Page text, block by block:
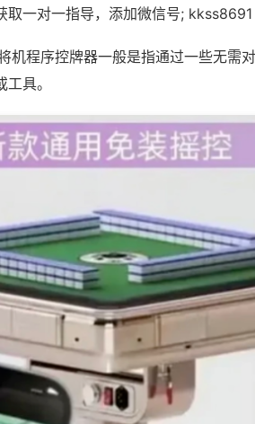
一对一指导，添加微信号; kkss8691
机程序控牌器一般是指通过一些无需
具。